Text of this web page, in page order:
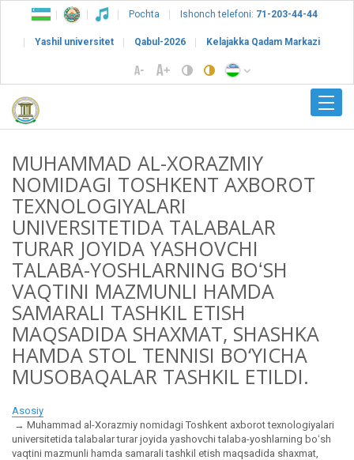
Pochta Ishonch telefoni: 71-203-44-44
Yashil universitet Qabul-2026 Kelajakka Qadam Markazi
MUHAMMAD AL-XORAZMIY
NOMIDAGI TOSHKENT AXBOROT
TEXNOLOGIYALARI
UNIVERSITETIDA TALABALAR
TURAR JOYIDA YASHOVCHI
TALABA-YOSHLARNING BOʻSH
VAQTINI MAZMUNLI HAMDA
SAMARALI TASHKIL ETISH
MAQSADIDA SHAXMAT, SHASHKA
HAMDA STOL TENNISI BO‘YICHA
MUSOBAQALAR TASHKIL ETILDI.
Asosiy
Muhammad al-Xorazmiy nomidagi Toshkent axborot texnologiyalari
universitetida talabalar turar joyida yashovchi talaba-yoshlarning boʻsh
vaqtini mazmunli hamda samarali tashkil etish maqsadida shaxmat,